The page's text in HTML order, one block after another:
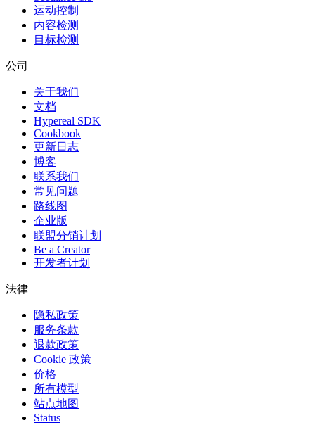
运动控制
内容检测
目标检测
公司
关于我们
文档
Hypereal SDK
Cookbook
更新日志
博客
联系我们
常见问题
路线图
企业版
联盟分销计划
Be a Creator
开发者计划
法律
隐私政策
服务条款
退款政策
Cookie 政策
价格
所有模型
站点地图
Status